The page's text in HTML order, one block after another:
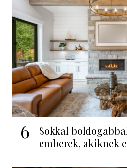
6
Sokkal
emberek, akiknek